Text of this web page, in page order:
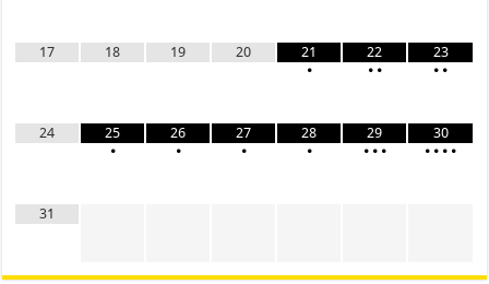
17 18 19 20
21
•
22
• •
23
• •
24
25
•
26
•
27
•
28
•
29
• • •
30
• • • •
31